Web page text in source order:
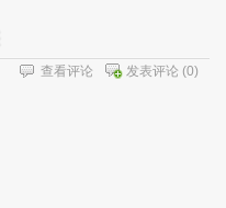
发表评论 (0)
查看评论